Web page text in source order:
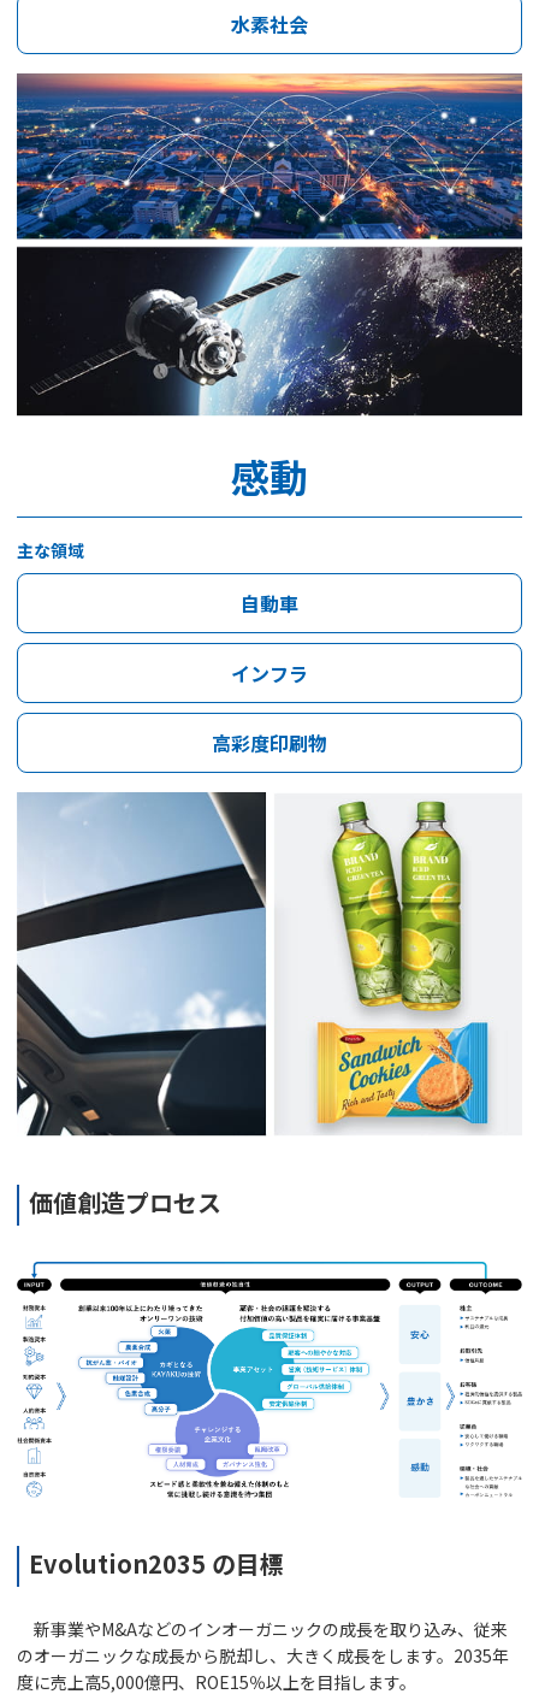
水素社会
感動
主な領域
自動車
インフラ
高彩度印刷物
価値創造プロセス
Evolution2035 の目標
新事業やM&Aなどのインオーガニックの成長を取り込み、従来
のオーガニックな成長から脱却し、大きく成長をします。2035年
度に売上高5,000億円、ROE15％以上を目指します。